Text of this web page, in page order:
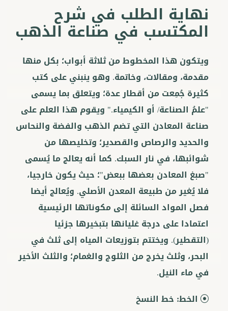
نهاية الطلب في شرح
المكتسب في صناعة الذهب
ويتكون هذا المخطوط من ثلاثة أبواب؛ بكل منها
مقدمة، ومقالات، وخاتمة. وهو ينبني على كتب
كثيرة جُمِعت من أقطار عدة؛ ويتعلق بما يسمى
"علمُ الصناعة/ أو الكيمياء." ويقوم هذا العلم على
صناعة المعادن التي تضم الذهب والفضة والنحاس
والحديد والرصاص والقصدير؛ وتخليصها من
شوائبها، في نار السبك. كما أنه يعالج ما يُسمى
"صبغ المعادن بعضها ببعض"؛ حيث يكون خارجيا،
فلا يُغير من طبيعة المعدن الأصلي. ويُعالج أيضا
فصل المواد السائلة إلى مكوناتها الرئيسية
اعتمادا على درجة غليانها بتبخيرها جزئيا
(التقطير). ويختتم بتوزيعات المياه إلى ثلث في
البحر، وثلث يخرج من الثلوج والغمام؛ والثلث الأخير
في ماء النيل.
الخط:خط النسخ